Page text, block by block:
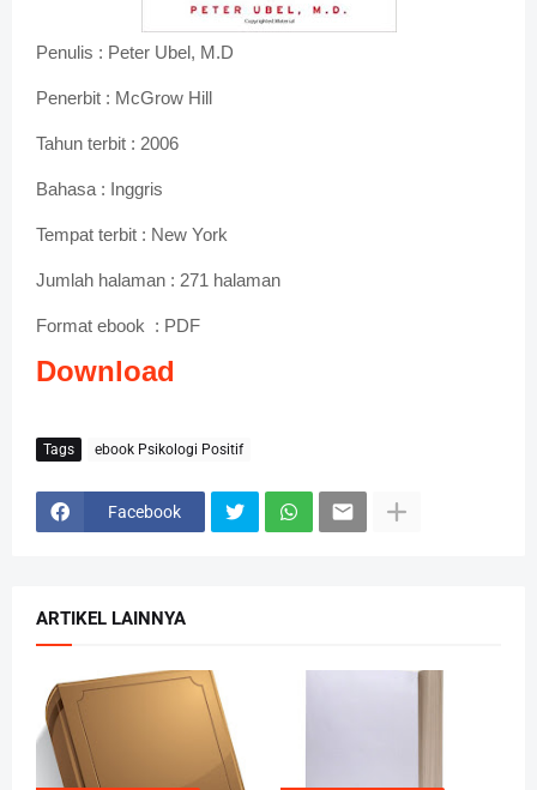
Penulis : Peter Ubel, M.D
Penerbit : McGrow Hill
Tahun terbit : 2006
Bahasa : Inggris
Tempat terbit : New York
Jumlah halaman : 271 halaman
Format ebook : PDF
Download
Tags ebook Psikologi Positif
Facebook
ARTIKEL LAINNYA